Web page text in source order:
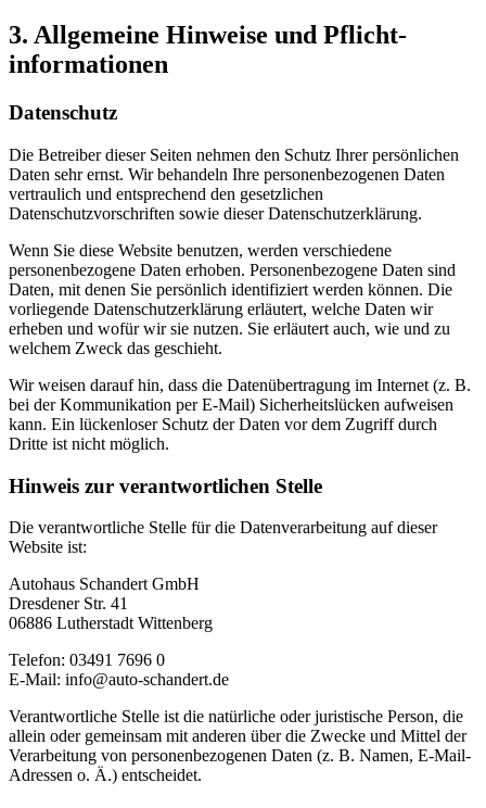
3. Allgemeine Hinweise und Pflicht­
informationen
Datenschutz
Die Betreiber dieser Seiten nehmen den Schutz Ihrer persönlichen
Daten sehr ernst. Wir behandeln Ihre personenbezogenen Daten
vertraulich und entsprechend den gesetzlichen
Datenschutzvorschriften sowie dieser Datenschutzerklärung.
Wenn Sie diese Website benutzen, werden verschiedene
personenbezogene Daten erhoben. Personenbezogene Daten sind
Daten, mit denen Sie persönlich identifiziert werden können. Die
vorliegende Datenschutzerklärung erläutert, welche Daten wir
erheben und wofür wir sie nutzen. Sie erläutert auch, wie und zu
welchem Zweck das geschieht.
Wir weisen darauf hin, dass die Datenübertragung im Internet (z. B.
bei der Kommunikation per E-Mail) Sicherheitslücken aufweisen
kann. Ein lückenloser Schutz der Daten vor dem Zugriff durch
Dritte ist nicht möglich.
Hinweis zur verantwortlichen Stelle
Die verantwortliche Stelle für die Datenverarbeitung auf dieser
Website ist:
Autohaus Schandert GmbH
Dresdener Str. 41
06886 Lutherstadt Wittenberg
Telefon: 03491 7696 0
E-Mail: info@auto-schandert.de
Verantwortliche Stelle ist die natürliche oder juristische Person, die
allein oder gemeinsam mit anderen über die Zwecke und Mittel der
Verarbeitung von personenbezogenen Daten (z. B. Namen, E-Mail-
Adressen o. Ä.) entscheidet.